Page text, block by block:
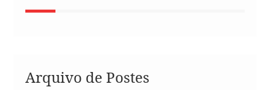
Arquivo de Postes